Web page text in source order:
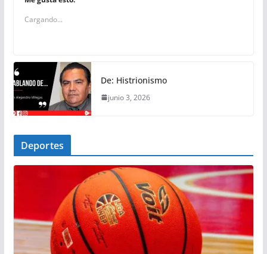
Cargando...
De: Histrionismo
junio 3, 2026
Deportes